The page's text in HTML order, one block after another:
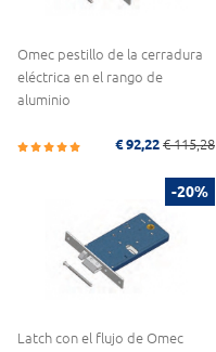
Omec pestillo de la cerradura
eléctrica en el rango de
aluminio
€ 92,22 € 115,28
-20%
Latch con el flujo de Omec